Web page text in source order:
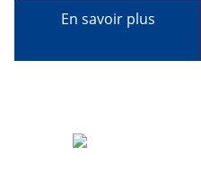
En savoir plus